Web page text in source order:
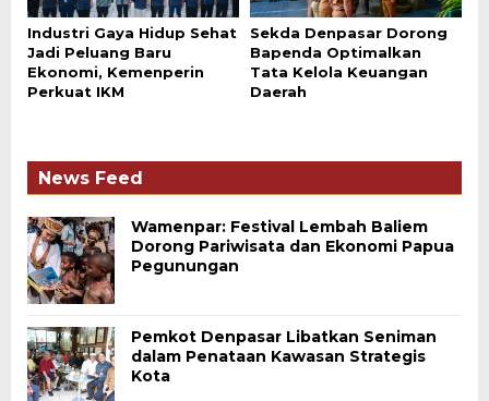
Industri Gaya Hidup Sehat
Jadi Peluang Baru
Ekonomi, Kemenperin
Perkuat IKM
Sekda Denpasar Dorong
Bapenda Optimalkan
Tata Kelola Keuangan
Daerah
News Feed
Wamenpar: Festival Lembah Baliem
Dorong Pariwisata dan Ekonomi Papua
Pegunungan
Pemkot Denpasar Libatkan Seniman
dalam Penataan Kawasan Strategis
Kota